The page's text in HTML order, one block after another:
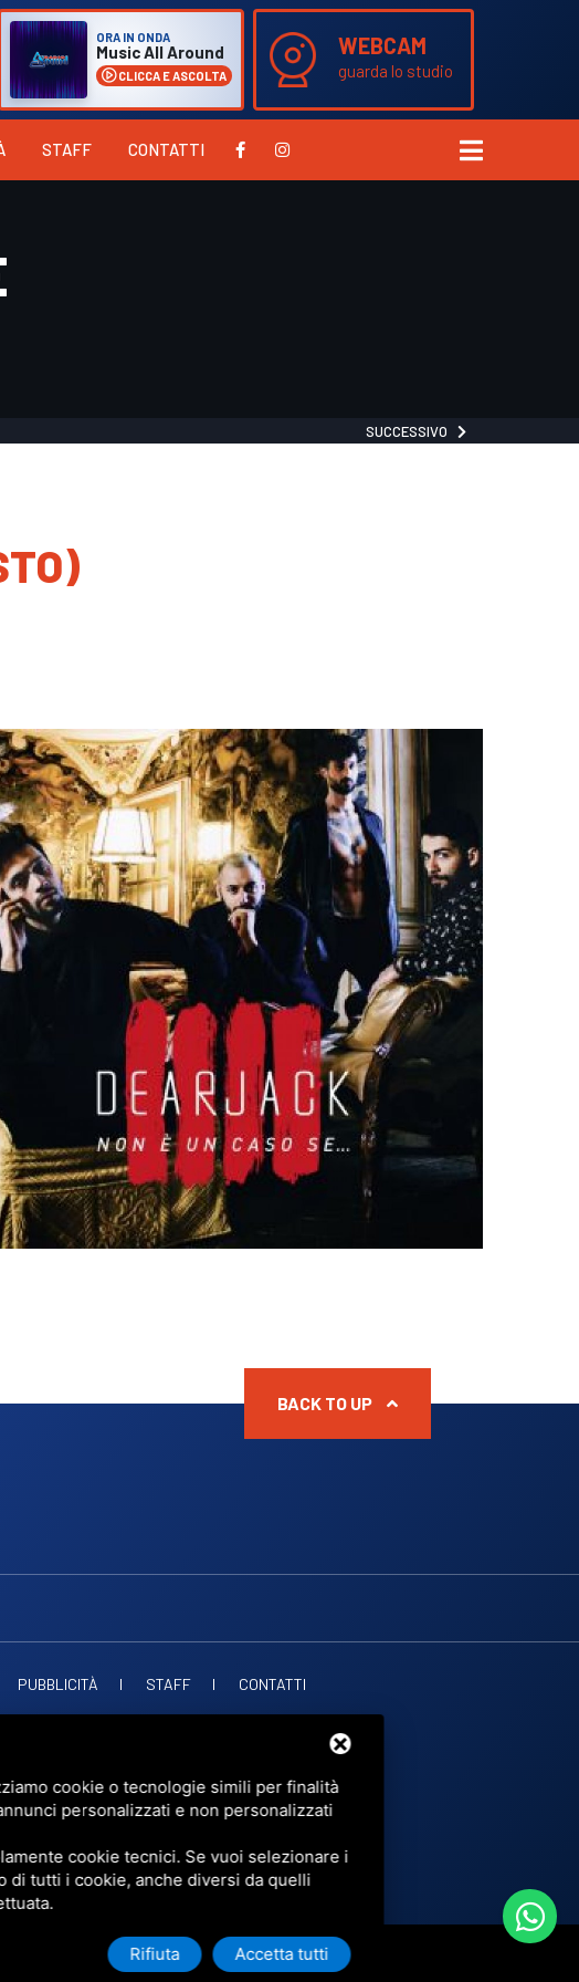
ORA IN ONDA
Music All Around
CLICCA E ASCOLTA
WEBCAM
guarda lo studio
STAFF CONTATTI
SUCCESSIVO
PUBBLICITÀ STAFF CONTATTI
BACK TO UP
cookie o tecnologie simili per finalità
personalizzati e non personalizzati
cookie tecnici. Se vuoi selezionare i
di tutti i cookie, anche diversi da quelli
Rifiuta Accetta tutti